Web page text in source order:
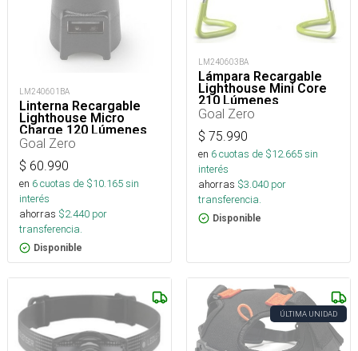
LM240601BA
Linterna Recargable
Lighthouse Micro
Charge 120 Lúmenes
Goal Zero
$ 60.990
en 6cuotas de $10.165sin
interés
ahorras $2.440 por
transferencia.
Disponible
LM240603BA
Lámpara Recargable
Lighthouse Mini Core
210 Lúmenes
Goal Zero
$ 75.990
en 6cuotas de $12.665sin
interés
ahorras $3.040 por
transferencia.
Disponible
ÚLTIMA UNIDAD